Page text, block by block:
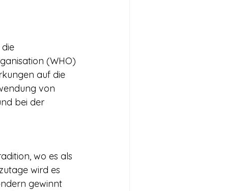
(WHO)
auf die
von
bei der
wo es als
wird es
gewinnt